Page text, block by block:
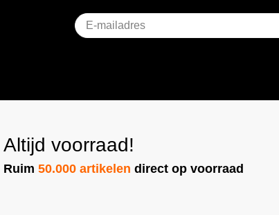
E-
mailadres(Vereist)
Altijd voorraad!
Ruim50.000 artikelen direct op voorraad